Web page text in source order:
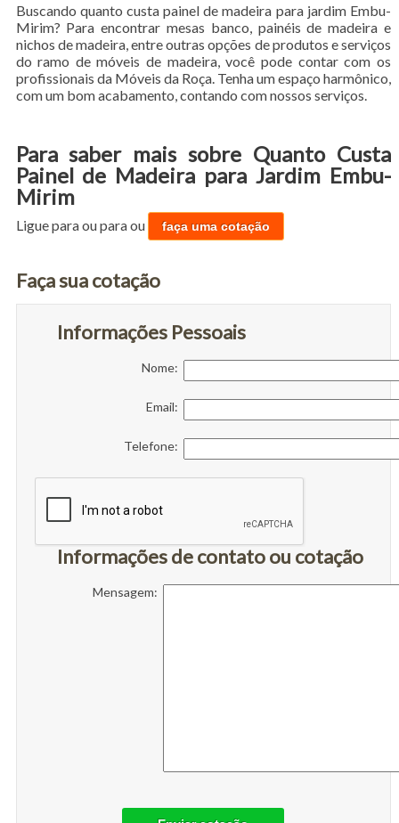
Buscando quanto custa painel de madeira para jardim Embu-
Mirim? Para encontrar mesas banco, painéis de madeira e
nichos de madeira, entre outras opções de produtos e serviços
do ramo de móveis de madeira, você pode contar com os
profissionais da Móveis da Roça. Tenha um espaço harmônico,
com um bom acabamento, contando com nossos serviços.
Para saber mais sobre Quanto Custa
Painel de Madeira para Jardim Embu-
Mirim
Ligue paraou paraou faça uma cotação
Faça sua cotação
Informações Pessoais
Nome:
Email:
Telefone:
Informações de contato ou cotação
Mensagem: